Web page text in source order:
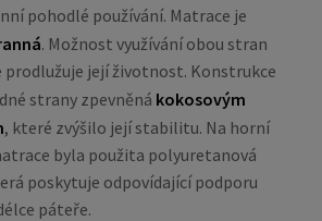
pohodlé používání. Matrace je
. Možnost využívání obou stran
prodlužuje její životnost. Konstrukce
strany zpevněná kokosovým
, které zvýšilo její stabilitu. Na horní
byla použita polyuretanová
poskytuje odpovídající podporu
páteře.